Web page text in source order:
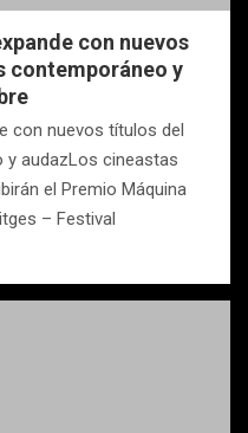
con nuevos
contemporáneo y
con nuevos títulos del
audazLos cineastas
el Premio Máquina
– Festival